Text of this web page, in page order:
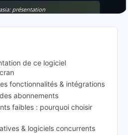
présentation
de ce logiciel
fonctionnalités & intégrations
abonnements
faibles : pourquoi choisir
& logiciels concurrents